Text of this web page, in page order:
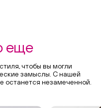
еще
чтобы вы могли
замыслы. С нашей
останется незамеченной.